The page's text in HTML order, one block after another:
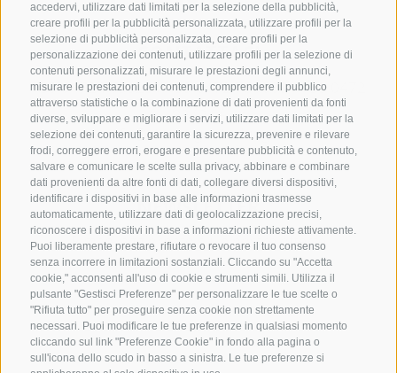
accedervi, utilizzare dati limitati per la selezione della pubblicità,
creare profili per la pubblicità personalizzata, utilizzare profili per la
selezione di pubblicità personalizzata, creare profili per la
personalizzazione dei contenuti, utilizzare profili per la selezione di
contenuti personalizzati, misurare le prestazioni degli annunci,
misurare le prestazioni dei contenuti, comprendere il pubblico
attraverso statistiche o la combinazione di dati provenienti da fonti
diverse, sviluppare e migliorare i servizi, utilizzare dati limitati per la
selezione dei contenuti, garantire la sicurezza, prevenire e rilevare
frodi, correggere errori, erogare e presentare pubblicità e contenuto,
salvare e comunicare le scelte sulla privacy, abbinare e combinare
dati provenienti da altre fonti di dati, collegare diversi dispositivi,
identificare i dispositivi in base alle informazioni trasmesse
automaticamente, utilizzare dati di geolocalizzazione precisi,
riconoscere i dispositivi in base a informazioni richieste attivamente.
Puoi liberamente prestare, rifiutare o revocare il tuo consenso
senza incorrere in limitazioni sostanziali. Cliccando su "Accetta
cookie," acconsenti all'uso di cookie e strumenti simili. Utilizza il
pulsante "Gestisci Preferenze" per personalizzare le tue scelte o
"Rifiuta tutto" per proseguire senza cookie non strettamente
necessari. Puoi modificare le tue preferenze in qualsiasi momento
cliccando sul link "Preferenze Cookie" in fondo alla pagina o
sull'icona dello scudo in basso a sinistra. Le tue preferenze si
CONTATTACI
+39 0472 765325/+39 0472 760608/+39 0472
632372
info@sterzing-ratschings.it
NEWSLETTER
Rimani aggiornato sulle nostre offerte